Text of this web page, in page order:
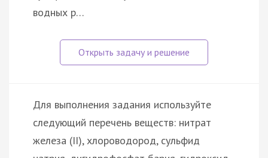
водных р…
Для выполнения задания используйте
следующий перечень веществ: нитрат
железа (II), хлороводород, сульфид